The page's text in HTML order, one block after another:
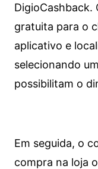
DigioCashback.
gratuita para o
aplicativo e
selecionando
possibilitam o
Em seguida, o
compra na loja